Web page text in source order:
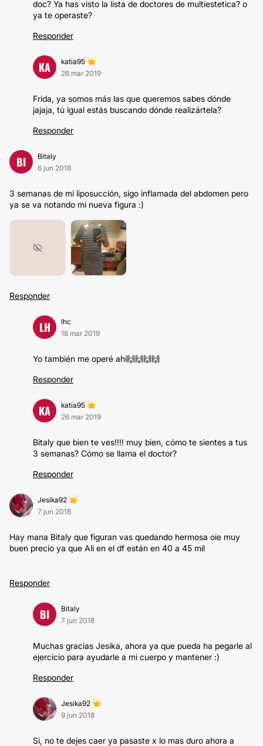
doc? Ya has visto la lista de doctores de multiestetica? o
ya te operaste?
Responder
KA
katia95
26 mar 2019
Frida, ya somos más las que queremos sabes dónde
jajaja, tú igual estás buscando dónde realizártela?
Responder
BI
Bitaly
6 jun 2018
3 semanas de mi liposucción, sigo inflamada del abdomen pero
ya se va notando mi nueva figura :)
Responder
LH
lhc
18 mar 2019
Yo también me operé ahí🙌🙌🙌🙌
Responder
KA
katia95
26 mar 2019
Bitaly que bien te ves!!!! muy bien, cómo te sientes a tus
3 semanas? Cómo se llama el doctor?
Responder
Jesika92
7 jun 2018
Hay mana Bitaly que figuran vas quedando hermosa oie muy
buen precio ya que Ali en el df están en 40 a 45 mil
Responder
BI
Bitaly
7 jun 2018
Muchas gracias Jesika, ahora ya que pueda ha pegarle al
ejercicio para ayudarle a mi cuerpo y mantener :)
Responder
Jesika92
9 jun 2018
Si, no te dejes caer ya pasaste x lo mas duro ahora a